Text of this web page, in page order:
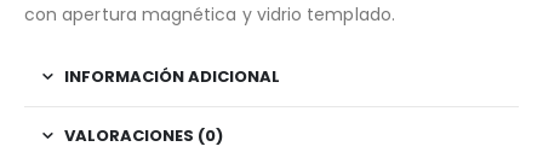
con apertura magnética y vidrio templado.
INFORMACIÓN ADICIONAL
VALORACIONES (0)